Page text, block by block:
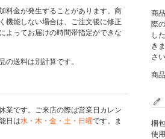
料金が発生することがあります。商
機能しない場合は、ご注文後に修正
よってお届けの時間帯指定ができな
の送料は別計算です。
業です。ご来店の際は営業日カレン
日は水・木・金・土・日曜です。ま
商
際
し
き
さい
商
梱
使